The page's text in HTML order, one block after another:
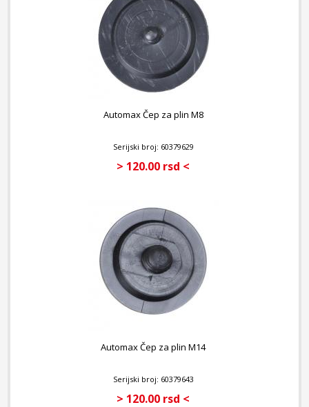
Automax Čep za plin M8
Serijski broj: 60379629
> 120.00 rsd <
Automax Čep za plin M14
Serijski broj: 60379643
> 120.00 rsd <